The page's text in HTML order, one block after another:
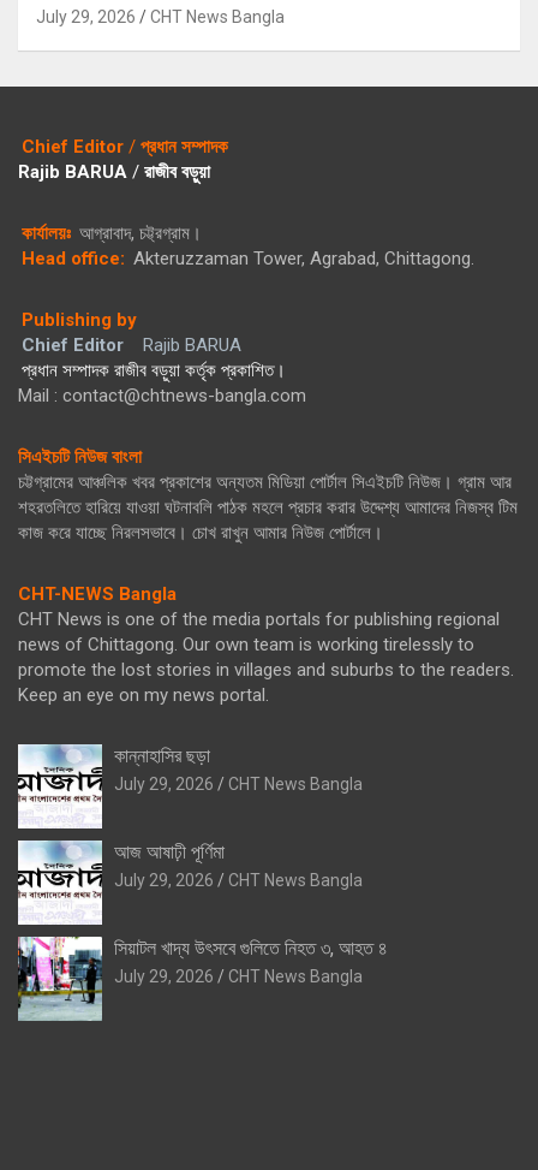
July 29, 2026 CHT News Bangla
Chief Editor / প্রধান সম্পাদক
Rajib BARUA / রাজীব বড়ুয়া
কার্যালয়ঃ আগ্রাবাদ, চট্ট্রগ্রাম।
Head office: Akteruzzaman Tower, Agrabad, Chittagong.
Publishing by
Chief Editor
Rajib BARUA
প্রধান সম্পাদক রাজীব বড়ুয়া কর্তৃক প্রকাশিত।
Mail : contact@chtnews-bangla.com
সিএইচটি নিউজ বাংলা
চট্টগ্রামের আঞ্চলিক খবর প্রকাশের অন্যতম মিডিয়া পোর্টাল সিএইচটি নিউজ। গ্রাম আর
শহরতলিতে হারিয়ে যাওয়া ঘটনাবলি পাঠক মহলে প্রচার করার উদ্দেশ্য আমাদের নিজস্ব টিম
কাজ করে যাচ্ছে নিরলসভাবে। চোখ রাখুন আমার নিউজ পোর্টালে।
CHT-NEWS Bangla
CHT News is one of the media portals for publishing regional
news of Chittagong. Our own team is working tirelessly to
promote the lost stories in villages and suburbs to the readers.
Keep an eye on my news portal.
কান্নাহাসির ছড়া
July 29, 2026 CHT News Bangla
আজ আষাঢ়ী পূর্ণিমা
July 29, 2026 CHT News Bangla
সিয়াটল খাদ্য উৎসবে গুলিতে নিহত ৩, আহত ৪
July 29, 2026 CHT News Bangla